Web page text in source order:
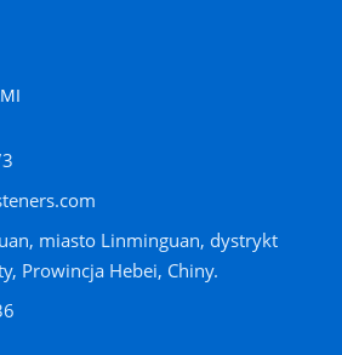
miasto Linminguan, dystrykt
Prowincja Hebei, Chiny.